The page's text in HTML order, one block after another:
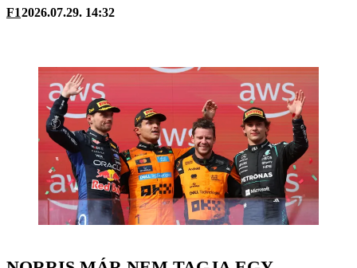
F12026.07.29. 14:32